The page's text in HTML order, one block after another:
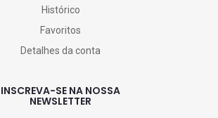
Histórico
Favoritos
Detalhes da conta
INSCREVA-SE NA NOSSA
NEWSLETTER